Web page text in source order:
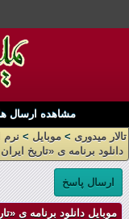
مشاهده ارسال
تالار میدوری > موبایل > نرم
دانلود برنامه ی «تاریخ
ارسال پاسخ
موبایل دانلود برنامه ی